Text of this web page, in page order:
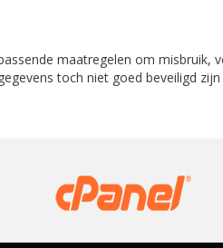
maatregelen om
toch niet goed beveiligd